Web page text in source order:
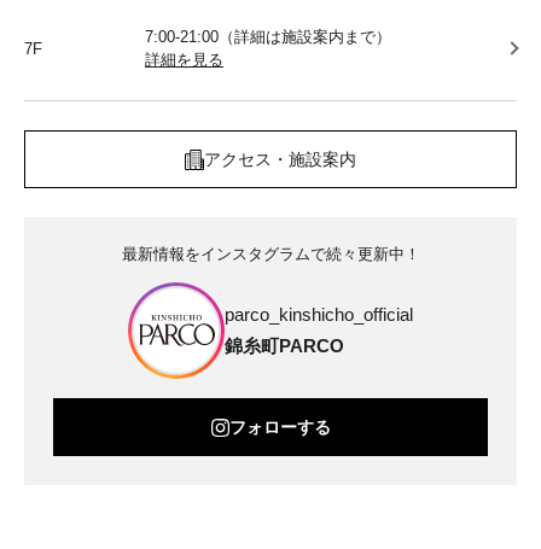
7F
7:00-21:00（詳細は施設案内まで）
詳細を見る
アクセス・施設案内
最新情報をインスタグラムで続々更新中！
parco_kinshicho_official
錦糸町PARCO
フォローする